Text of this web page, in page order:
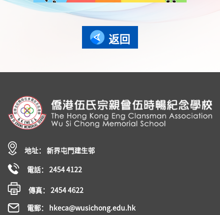
返回
地址： 新界屯門建生邨
電話： 2454 4122
傳真： 2454 4622
電郵： hkeca@wusichong.edu.hk